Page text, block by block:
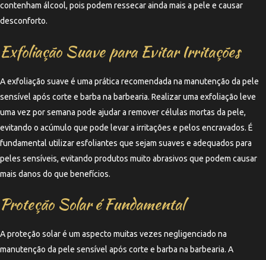
contenham álcool, pois podem ressecar ainda mais a pele e causar
desconforto.
Exfoliação Suave para Evitar Irritações
A exfoliação suave é uma prática recomendada na manutenção da pele
sensível após corte e barba na barbearia. Realizar uma exfoliação leve
uma vez por semana pode ajudar a remover células mortas da pele,
evitando o acúmulo que pode levar a irritações e pelos encravados. É
fundamental utilizar esfoliantes que sejam suaves e adequados para
peles sensíveis, evitando produtos muito abrasivos que podem causar
mais danos do que benefícios.
Proteção Solar é Fundamental
A proteção solar é um aspecto muitas vezes negligenciado na
manutenção da pele sensível após corte e barba na barbearia. A